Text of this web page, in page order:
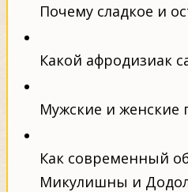
Почему сладкое и
Какой афродизиак
Мужские и женские
Как современный
Микулишны и